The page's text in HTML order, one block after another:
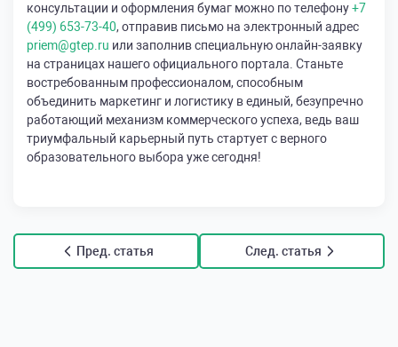
консультации и оформления бумаг можно по телефону+7
(499) 653-73-40, отправив письмо на электронный адрес
priem@gtep.ru или заполнив специальную онлайн-заявку
на страницах нашего официального портала. Станьте
востребованным профессионалом, способным
объединить маркетинг и логистику в единый, безупречно
работающий механизм коммерческого успеха, ведь ваш
триумфальный карьерный путь стартует с верного
образовательного выбора уже сегодня!
Пред. статья След. статья